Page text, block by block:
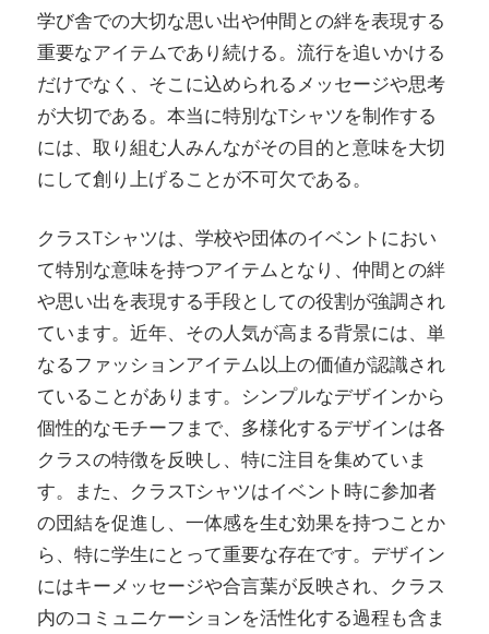
学び舎での大切な思い出や仲間との絆を表現する
重要なアイテムであり続ける。流行を追いかける
だけでなく、そこに込められるメッセージや思考
が大切である。本当に特別なTシャツを制作する
には、取り組む人みんながその目的と意味を大切
にして創り上げることが不可欠である。
クラスTシャツは、学校や団体のイベントにおい
て特別な意味を持つアイテムとなり、仲間との絆
や思い出を表現する手段としての役割が強調され
ています。近年、その人気が高まる背景には、単
なるファッションアイテム以上の価値が認識され
ていることがあります。シンプルなデザインから
個性的なモチーフまで、多様化するデザインは各
クラスの特徴を反映し、特に注目を集めていま
す。また、クラスTシャツはイベント時に参加者
の団結を促進し、一体感を生む効果を持つことか
ら、特に学生にとって重要な存在です。デザイン
にはキーメッセージや合言葉が反映され、クラス
内のコミュニケーションを活性化する過程も含ま